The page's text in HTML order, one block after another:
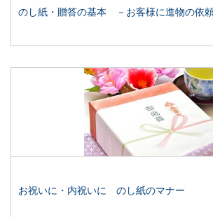
のし紙・贈答の基本 －お客様に進物の依
お祝いに・内祝いに のし紙のマナー